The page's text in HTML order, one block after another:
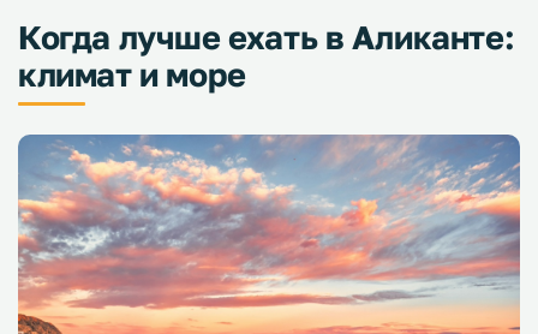
Когда лучше ехать в Аликанте:
климат и море